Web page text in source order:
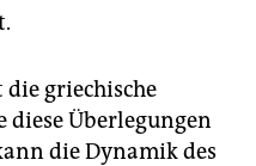
griechische
diese Überlegungen
die Dynamik des